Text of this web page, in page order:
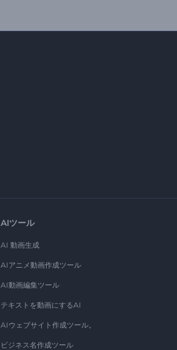
AIツール
AI 動画生成
AIアニメ動画作成ツール
AI動画編集ツール
テキストを動画にするAI
AIウェブサイト作成ツール。
ビジネス名作成ツール